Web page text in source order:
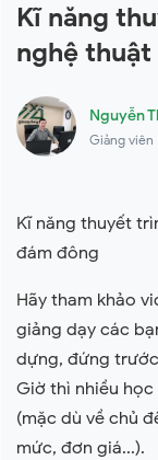
Kĩ năng
nghệ
Nguyễn
Giảng viên
Kĩ năng thuyết
đám đông
Hãy tham khảo
giảng dạy các
dựng, đứng
Giờ thì nhiều học
(mặc dù về chủ
mức, đơn giá...).